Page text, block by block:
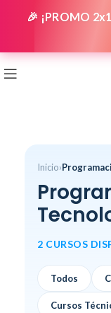
🎉 ¡PROMO
Inicio›
2 CURSOS
Todos
Cursos